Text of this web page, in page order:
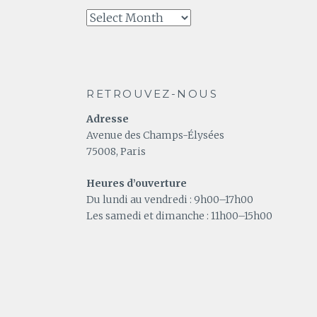
A
RETROUVEZ-NOUS
Adresse
Avenue des Champs-Élysées
75008, Paris
Heures d’ouverture
Du lundi au vendredi : 9h00–17h00
Les samedi et dimanche : 11h00–15h00